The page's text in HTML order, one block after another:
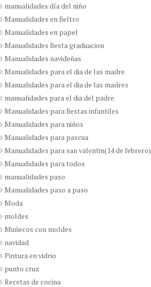
manualidades día del niño
Manualidades en fieltro
Manualidades en papel
Manualidades fiesta graduacion
Manualidades navideñas
Manualidades para el dia de las madre
Manualidades para el dia de las madres
manualidades para el dia del padre
Manualidades para fiestas infantiles
Manualidades para niños
Manualidades para pascua
Manualidades para san valentin(14 de febrero)
Manualidades para todos
manualidades paso
Manualidades paso a paso
Moda
moldes
Muñecos con moldes
navidad
Pintura en vidrio
punto cruz
Recetas de cocina